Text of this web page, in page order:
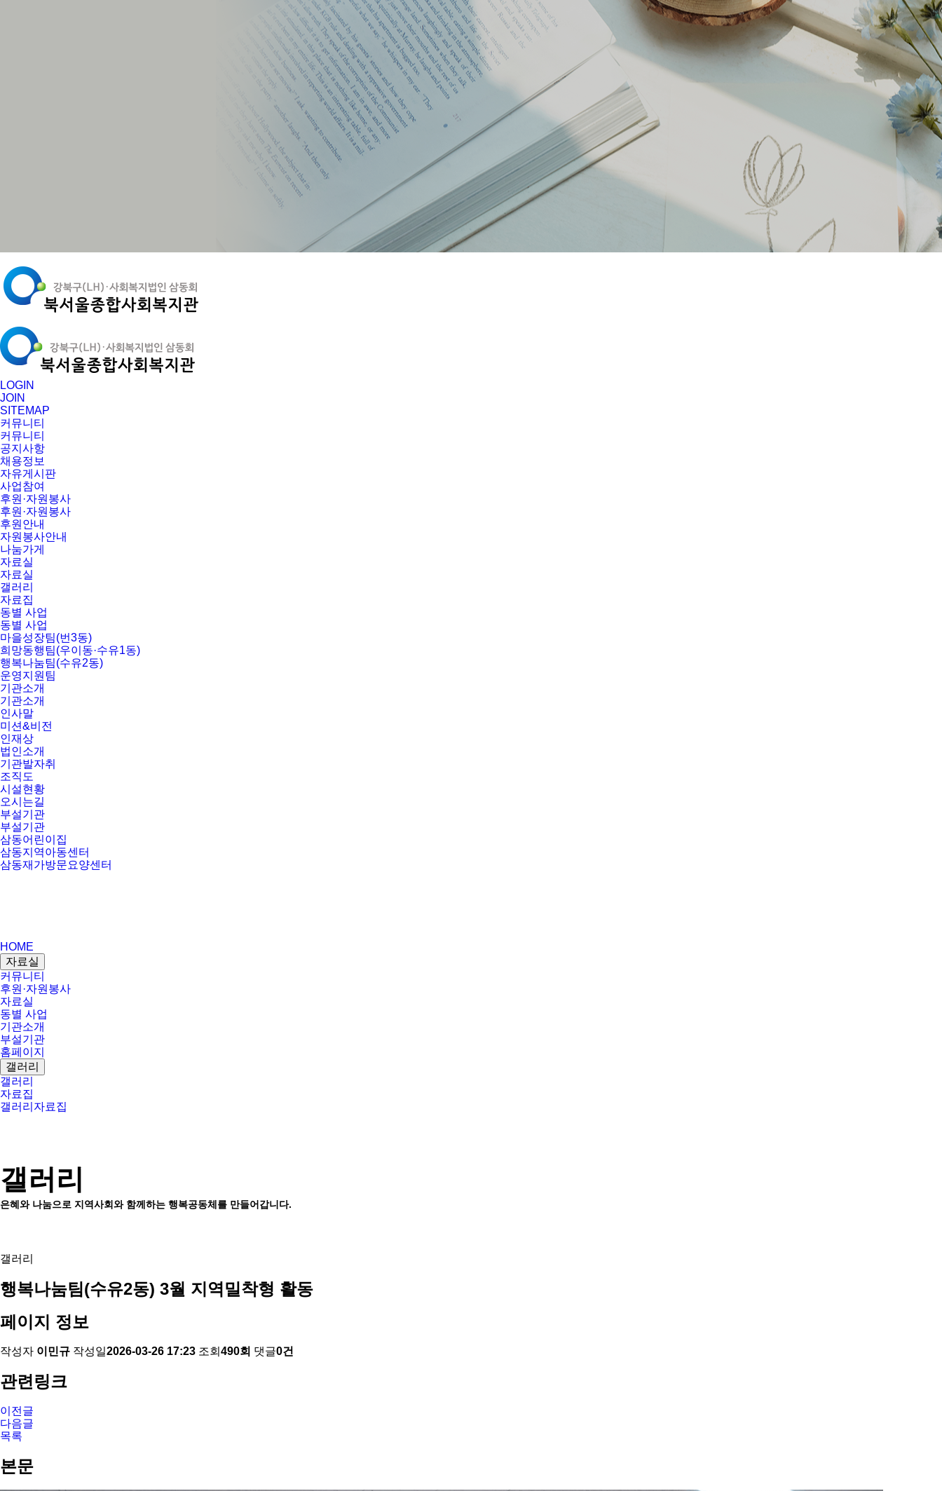
LOGIN
JOIN
SITEMAP
커뮤니티
커뮤니티
공지사항
채용정보
자유게시판
사업참여
후원·자원봉사
후원·자원봉사
후원안내
자원봉사안내
나눔가게
자료실
자료실
갤러리
자료집
동별 사업
동별 사업
마을성장팀(번3동)
희망동행팀(우이동·수유1동)
행복나눔팀(수유2동)
운영지원팀
기관소개
기관소개
인사말
미션&비전
인재상
법인소개
기관발자취
조직도
시설현황
오시는길
부설기관
부설기관
삼동어린이집
삼동지역아동센터
삼동재가방문요양센터
HOME
자료실
커뮤니티
후원·자원봉사
자료실
동별 사업
기관소개
부설기관
홈페이지
갤러리
갤러리
자료집
갤러리 자료집
갤러리
은혜와 나눔으로 지역사회와 함께하는 행복공동체를 만들어갑니다.
갤러리
행복나눔팀(수유2동) 3월 지역밀착형 활동
페이지 정보
작성자 이민규 작성일2026-03-26 17:23 조회 490회 댓글0건
관련링크
이전글
다음글
목록
본문